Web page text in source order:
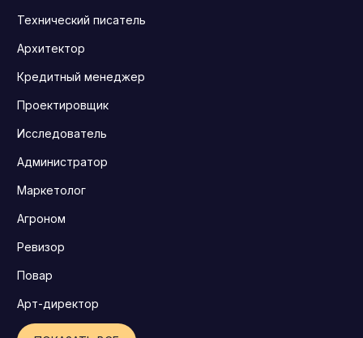
Технический писатель
Архитектор
Кредитный менеджер
Проектировщик
Исследователь
Администратор
Маркетолог
Агроном
Ревизор
Повар
Арт-директор